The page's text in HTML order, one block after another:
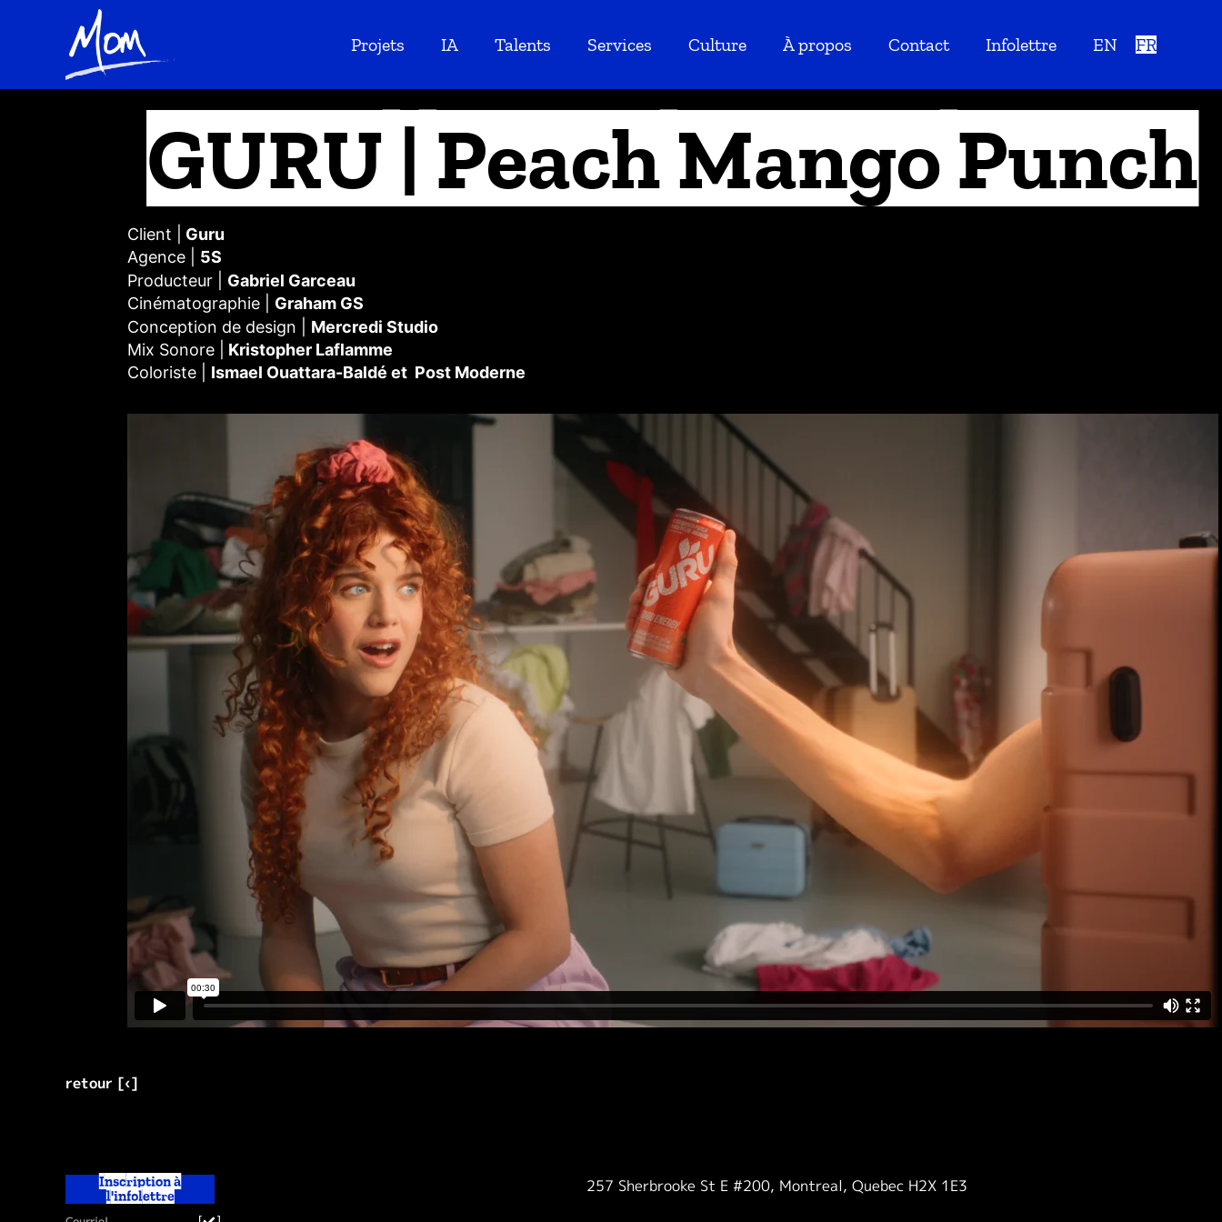
Projets IA Talents Services Culture À propos Contact Infolettre EN FR
GURU | Peach Mango Punch
Client
Guru
Agence
5S
Producteur | Gabriel Garceau
Cinématographie | Graham GS
Conception de design | Mercredi Studio
Mix Sonore |
Kristopher Laflamme
Coloriste | Ismael Ouattara-Baldé et Post Moderne
retour [‹]
Inscription à
l'infolettre
257 Sherbrooke St E #200, Montreal, Quebec H2X 1E3